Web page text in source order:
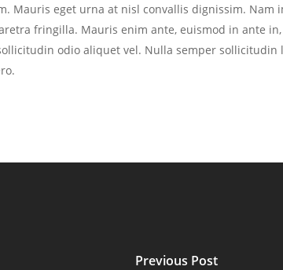
Mauris eget urna at nisl convallis dignissim.
fringilla. Mauris enim ante, euismod in ante
odio aliquet vel. Nulla semper
Previous Post